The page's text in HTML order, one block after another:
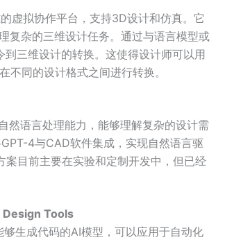
虚拟协作平台，支持3D设计和仿真。它
复杂的三维设计任务。通过与语言模型或
三维设计的转换。这使得设计师可以用
不同的设计格式之间进行转换。
然语言处理能力，能够理解复杂的设计需
4与CAD软件集成，实现自然语言驱
目前主要在实验和定制开发中，但已经
Tools
够生成代码的AI模型，可以应用于自动化